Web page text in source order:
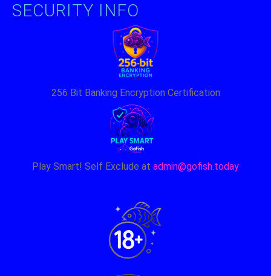
SECURITY INFO
256 Bit Banking Encryption Certification
Play Smart! Self Exclude at admin@gofish.today